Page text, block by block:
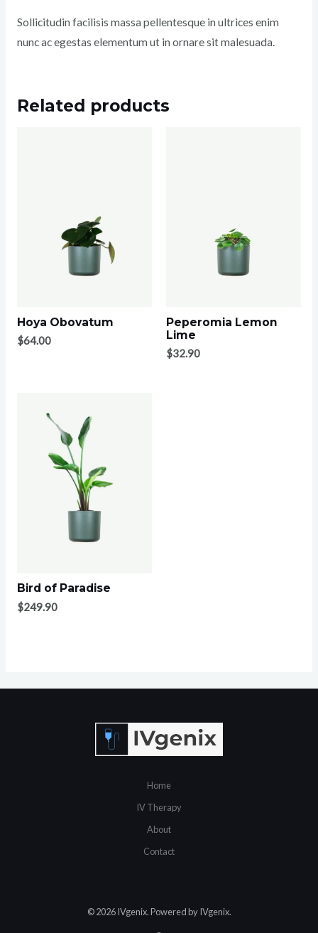
Sollicitudin facilisis massa pellentesque in ultrices enim
nunc ac egestas elementum ut in ornare sit malesuada.
Related products
Hoya Obovatum
$64.00
Peperomia Lemon
Lime
$32.90
Bird of Paradise
$249.90
Home
IV Therapy
About
Contact
© 2026 IVgenix. Powered by IVgenix.